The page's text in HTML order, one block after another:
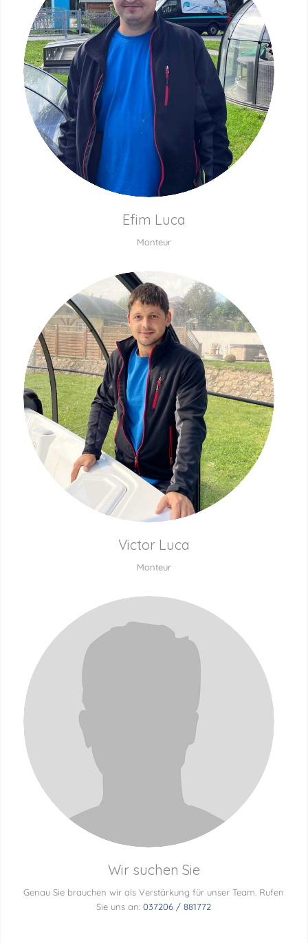
Efim Luca
Monteur
Victor Luca
Monteur
Wir suchen Sie
Genau Sie brauchen wir als Verstärkung für unser Team. Rufen
Sie uns an:037206 / 881772